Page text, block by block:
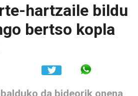
hartzaile bildu
bertso kopla
da bideorik onena